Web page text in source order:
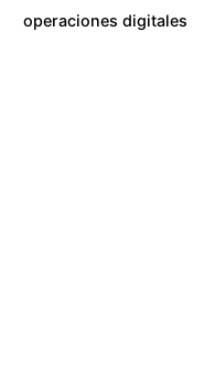
operaciones digitales